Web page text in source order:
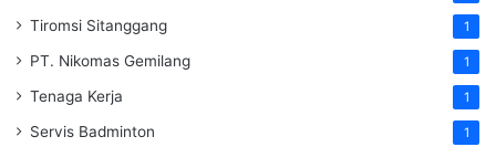
Tiromsi Sitanggang 1
PT. Nikomas Gemilang 1
Tenaga Kerja 1
Servis Badminton 1